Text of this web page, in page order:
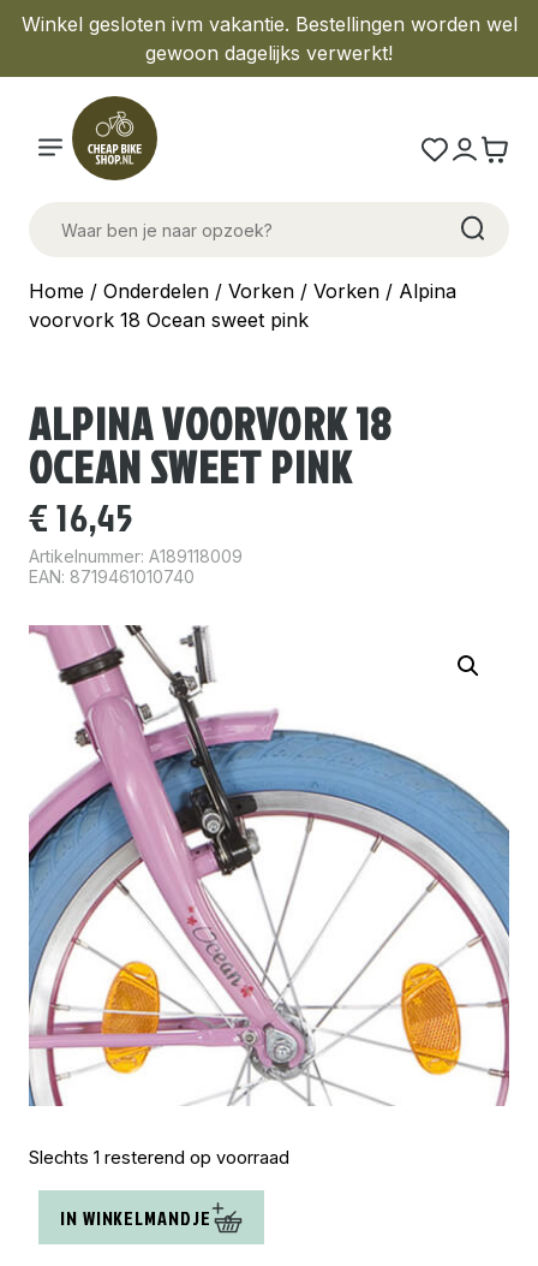
Winkel gesloten ivm vakantie. Bestellingen worden wel
gewoon dagelijks verwerkt!
Home / Onderdelen / Vorken / Vorken / Alpina
voorvork 18 Ocean sweet pink
ALPINA VOORVORK 18
OCEAN SWEET PINK
€16,45
Artikelnummer: A189118009
EAN: 8719461010740
Slechts 1 resterend op voorraad
voorvork
IN WINKELMANDJE